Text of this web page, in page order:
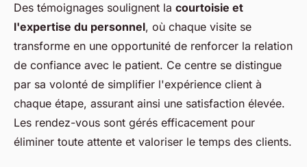
Des témoignages soulignent la courtoisie et
l'expertise du personnel, où chaque visite se
transforme en une opportunité de renforcer la relation
de confiance avec le patient. Ce centre se distingue
par sa volonté de simplifier l'expérience client à
chaque étape, assurant ainsi une satisfaction élevée.
Les rendez-vous sont gérés efficacement pour
éliminer toute attente et valoriser le temps des clients.